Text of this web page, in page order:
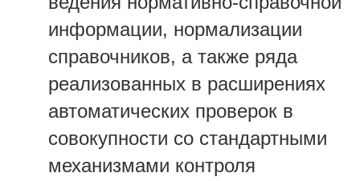
информации, нормализации
справочников, а также ряда
реализованных в расширениях
автоматических проверок в
совокупности со стандартными
механизмами контроля